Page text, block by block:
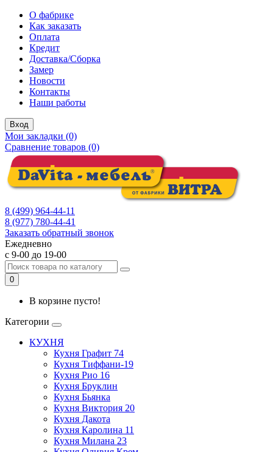
О фабрике
Как заказать
Оплата
Кредит
Доставка/Сборка
Замер
Новости
Контакты
Наши работы
Вход
Мои закладки (0)
Сравнение товаров (0)
8 (499) 964-44-11
8 (977) 780-44-41
Заказать обратный звонок
Ежедневно
с 9-00 до 19-00
0
В корзине пусто!
Категории
КУХНЯ
Кухня Графит 74
Кухня Тиффани-19
Кухня Рио 16
Кухня Бруклин
Кухня Бьянка
Кухня Виктория 20
Кухня Дакота
Кухня Каролина 11
Кухня Милана 23